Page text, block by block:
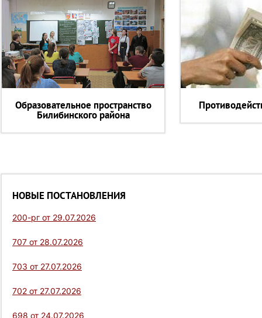
Образовательное пространство
Билибинского района
НОВЫЕ ПОСТАНОВЛЕНИЯ
200-рг от 29.07.2026
707 от 28.07.2026
703 от 27.07.2026
702 от 27.07.2026
698 от 24.07.2026